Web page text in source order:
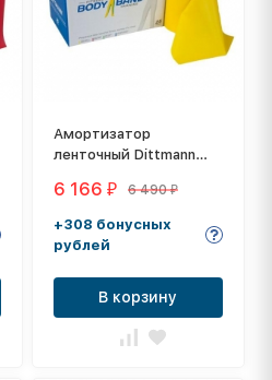
Амортизатор
ленточный Dittmann
6 166₽ 6 490₽
+308 бонусных
рублей
В корзину